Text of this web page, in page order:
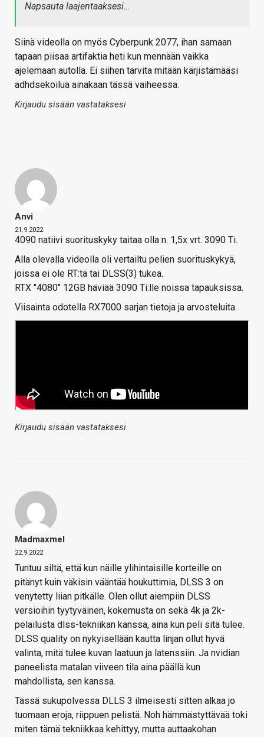
Napsauta laajentaaksesi…
Siinä videolla on myös Cyberpunk 2077, ihan samaan
tapaan piisaa artifaktia heti kun mennään vaikka
ajelemaan autolla. Ei siihen tarvita mitään kärjistämääsi
adhdsekoilua ainakaan tässä vaiheessa.
Kirjaudu sisään vastataksesi
Anvi
21.9.2022
4090 natiivi suorituskyky taitaa olla n. 1,5x vrt. 3090 Ti.
Alla olevalla videolla oli vertailtu pelien suorituskykyä,
joissa ei ole RT:tä tai DLSS(3) tukea.
RTX "4080" 12GB häviää 3090 Ti:lle noissa tapauksissa.
Viisainta odotella RX7000 sarjan tietoja ja arvosteluita.
Kirjaudu sisään vastataksesi
Madmaxmel
22.9.2022
Tuntuu siltä, että kun näille ylihintaisille korteille on
pitänyt kuin väkisin vääntää houkuttimia, DLSS 3 on
venytetty liian pitkälle. Olen ollut aiempiin DLSS
versioihin tyytyväinen, kokemusta on sekä 4k ja 2k-
pelailusta dlss-tekniikan kanssa, aina kun peli sitä tulee.
DLSS quality on nykyisellään kautta linjan ollut hyvä
valinta, mitä tulee kuvan laatuun ja latenssiin. Ja nvidian
paneelista matalan viiveen tila aina päällä kun
mahdollista, sen kanssa.
Tässä sukupolvessa DLLS 3 ilmeisesti sitten alkaa jo
tuomaan eroja, riippuen pelistä. Noh hämmästyttävää toki
miten tämä tekniikkaa kehittyy, mutta auttaakohan